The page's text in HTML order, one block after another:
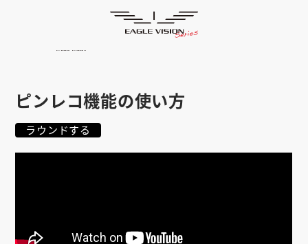
ゴルフナビ
ピンポジ君PIN POSITION
対応コース
サポート SUPPORT
使用方法
ピンレコ機能の使い方
ラウンドする